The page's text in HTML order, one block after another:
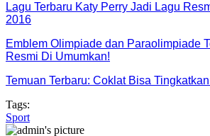
Lagu Terbaru Katy Perry Jadi Lagu
2016
Emblem Olimpiade dan Paraolimpiade
Resmi Di Umumkan!
Temuan Terbaru: Coklat Bisa
Tags:
Sport